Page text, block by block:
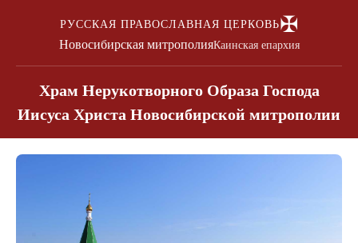
РУССКАЯ ПРАВОСЛАВНАЯ ЦЕРКОВЬ✠
Новосибирская митрополияКаинская епархия
Храм Нерукотворного Образа Господа
Иисуса Христа Новосибирской митрополии